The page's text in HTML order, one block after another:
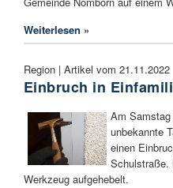
Weiterlesen »
Region | Artikel vom 21.11.2022
Einbruch in
Am
unbekannte
einen
Schulstraße.
Werkzeug aufgehebelt.